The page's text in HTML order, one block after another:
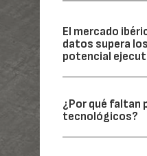
El mercado
datos supera
potencial
¿Por qué faltan
tecnológicos?